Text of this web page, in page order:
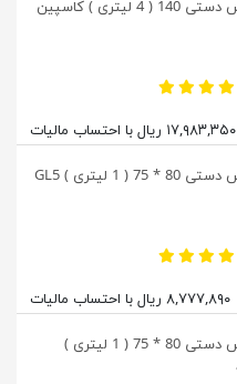
روغن گیربکس دستی 140 ( 4 لیتری ) کاسپین
۱۷,۹۸۳,۳۵۰ ریال با احتساب مالیات
روغن گیربکس دستی 80 * 75 ( 1 لیتری ) GL5
۸,۷۷۷,۸۹۰ ریال با احتساب مالیات
روغن گیربکس دستی 80 * 75 ( 1 لیتری )